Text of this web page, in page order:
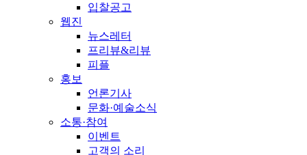
입찰공고
웹진
뉴스레터
프리뷰&리뷰
피플
홍보
언론기사
문화·예술소식
소통·참여
이벤트
고객의 소리